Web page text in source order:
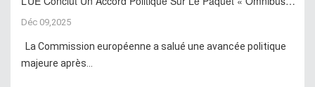
Déc 09,2025
La Commission européenne a salué une avancée politique
majeure après...